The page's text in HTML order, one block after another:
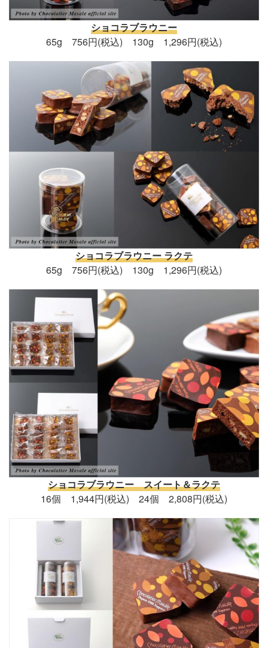
ショコラブラウニー
65g 756円(税込) 130g 1,296円(税込)
ショコラブラウニー ラクテ
65g 756円(税込) 130g 1,296円(税込)
ショコラブラウニー スイート＆ラクテ
16個 1,944円(税込) 24個 2,808円(税込)